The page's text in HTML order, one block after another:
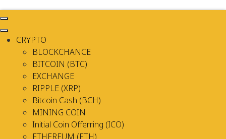
Instagram
CRYPTO
BLOCKCHANCE
BITCOIN (BTC)
EXCHANGE
RIPPLE (XRP)
Bitcoin Cash (BCH)
MINING COIN
Initial Coin Offerring (ICO)